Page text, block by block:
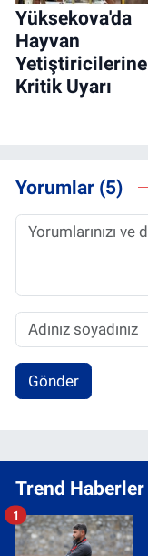
Yüksekova'da
Hayvan
Yetiştiricilerine
Kritik Uyarı
Yorumlar (5)
Gönder
Trend Haberler
1